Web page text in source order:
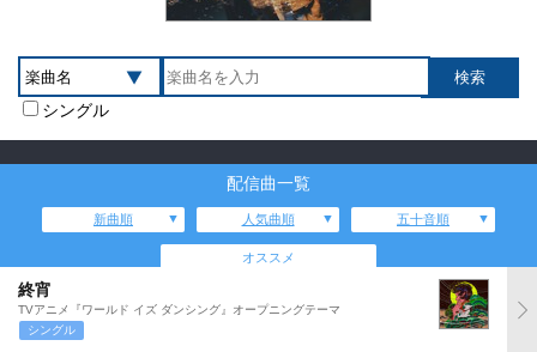
シングル
配信曲一覧
新曲順 人気曲順 五十音順
オススメ
終宵
TVアニメ『ワールド イズ ダンシング』オープニングテーマ
シングル